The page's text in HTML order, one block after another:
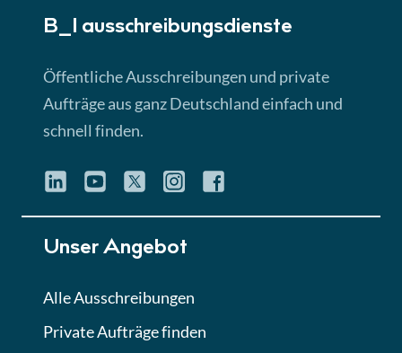
Lektion 3
► 4:31 Min
Quiz
Eignung im Vergabeverfahren
Lektion 6
B_I ausschreibungs­dienste
Öffentliche Ausschreibungen und private
Aufträge aus ganz Deutschland einfach und
schnell finden.
Unser Angebot
Alle Ausschreibungen
Private Aufträge finden